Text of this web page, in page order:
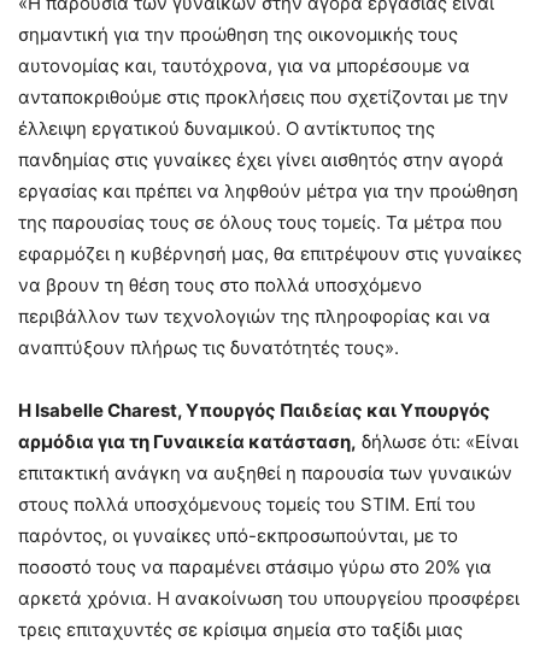
σημαντική για την προώθηση της οικονομικής τους
αυτονομίας και, ταυτόχρονα, για να μπορέσουμε να
ανταποκριθούμε στις προκλήσεις που σχετίζονται με την
έλλειψη εργατικού δυναμικού. Ο αντίκτυπος της
πανδημίας στις γυναίκες έχει γίνει αισθητός στην αγορά
εργασίας και πρέπει να ληφθούν μέτρα για την προώθηση
της παρουσίας τους σε όλους τους τομείς. Τα μέτρα που
εφαρμόζει η κυβέρνησή μας, θα επιτρέψουν στις γυναίκες
να βρουν τη θέση τους στο πολλά υποσχόμενο
περιβάλλον των τεχνολογιών της πληροφορίας και να
αναπτύξουν πλήρως τις δυνατότητές τους».
Η Isabelle Charest, Υπουργός Παιδείας και Υπουργός
αρμόδια για τη Γυναικεία κατάσταση, δήλωσε ότι: «Είναι
επιτακτική ανάγκη να αυξηθεί η παρουσία των γυναικών
στους πολλά υποσχόμενους τομείς του STΙM. Επί του
παρόντος, οι γυναίκες υπό-εκπροσωπούνται, με το
ποσοστό τους να παραμένει στάσιμο γύρω στο 20% για
αρκετά χρόνια. Η ανακοίνωση του υπουργείου προσφέρει
τρεις επιταχυντές σε κρίσιμα σημεία στο ταξίδι μιας